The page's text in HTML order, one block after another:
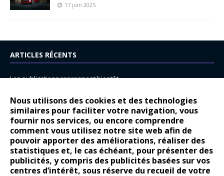
Nous utilisons des cookies et des technologies
similaires pour faciliter votre navigation, vous
fournir nos services, ou encore comprendre
comment vous utilisez notre site web afin de
pouvoir apporter des améliorations, réaliser des
statistiques et, le cas échéant, pour présenter des
publicités, y compris des publicités basées sur vos
centres d’intérêt, sous réserve du recueil de votre
17 juin 2025
ARTICLES RÉCENTS
Les publications reprennent bientôt…
14 juillet : nouveau film de marque pour Citroën
Renault Espace : voyage, voyage…
Peugeot E-208 GTi : naissance d’une légende
COMMENTAIRES RÉCENTS